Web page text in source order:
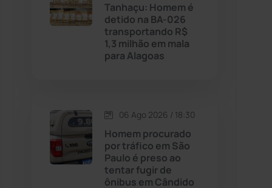
Dom Basílio
(1235)
Érico Cardoso (82)
Esportes (522)
(24)
Tanhaçu: Homem é
detido na BA-026
transportando R$
1,3 milhão em mala
para Alagoas
06 Ago 2026 / 18:30
Homem procurado
por tráfico em São
Paulo é preso ao
tentar fugir de
ônibus em Cândido